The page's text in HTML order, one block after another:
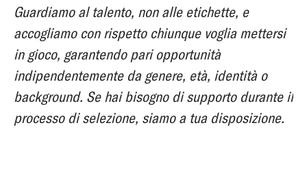
Guardiamo al talento, non alle etichette, e
accogliamo con rispetto chiunque voglia mettersi
in gioco, garantendo pari opportunità
indipendentemente da genere, età, identità o
background. Se hai bisogno di supporto durante il
processo di selezione, siamo a tua disposizione.